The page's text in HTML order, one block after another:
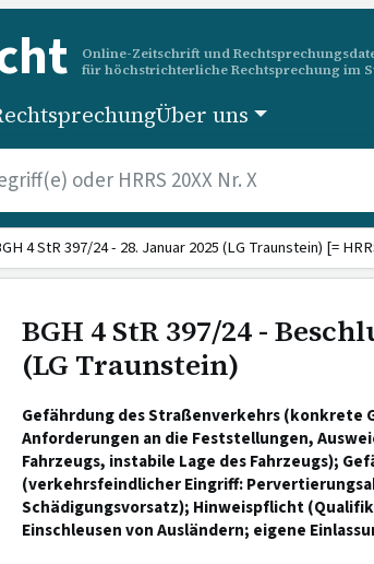
Online-Zeitschrift und
für höchstrichterliche Rechtsprechung im
Über uns
4 StR 397/24 - 28. Januar 2025 (LG Traunstein) [=
BGH 4 StR 397/24 -
(LG Traunstein)
Gefährdung des Straßenverkehrs (konkrete
Anforderungen an die Feststellungen,
Fahrzeugs, instabile Lage des Fahrzeugs);
(verkehrsfeindlicher Eingriff:
Schädigungsvorsatz); Hinweispflicht
Einschleusen von Ausländern; eigene